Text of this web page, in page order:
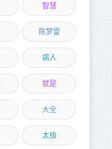
智慧
陈梦雷
病人
就是
大全
太极